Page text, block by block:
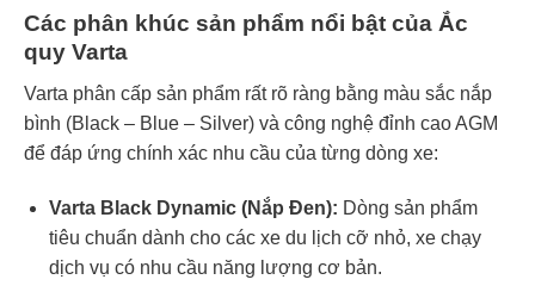
Các phân khúc sản phẩm nổi bật của Ắc
quy Varta
Varta phân cấp sản phẩm rất rõ ràng bằng màu sắc nắp
bình (Black – Blue – Silver) và công nghệ đỉnh cao AGM
để đáp ứng chính xác nhu cầu của từng dòng xe:
Varta Black Dynamic (Nắp Đen): Dòng sản phẩm
tiêu chuẩn dành cho các xe du lịch cỡ nhỏ, xe chạy
dịch vụ có nhu cầu năng lượng cơ bản.